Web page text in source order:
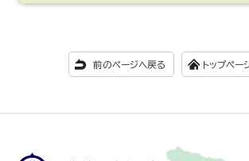
前のページへ戻る トップペー